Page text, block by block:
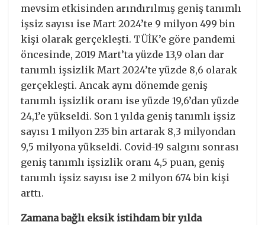
mevsim etkisinden arındırılmış geniş tanımlı
işsiz sayısı ise Mart 2024’te 9 milyon 499 bin
kişi olarak gerçekleşti. TÜİK’e göre pandemi
öncesinde, 2019 Mart’ta yüzde 13,9 olan dar
tanımlı işsizlik Mart 2024’te yüzde 8,6 olarak
gerçekleşti. Ancak aynı dönemde geniş
tanımlı işsizlik oranı ise yüzde 19,6’dan yüzde
24,1’e yükseldi. Son 1 yılda geniş tanımlı işsiz
sayısı 1 milyon 235 bin artarak 8,3 milyondan
9,5 milyona yükseldi. Covid-19 salgını sonrası
geniş tanımlı işsizlik oranı 4,5 puan, geniş
tanımlı işsiz sayısı ise 2 milyon 674 bin kişi
arttı.
Zamana bağlı eksik istihdam bir yılda